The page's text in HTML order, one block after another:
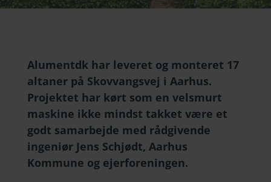
Alumentdk har leveret og monteret 17
altaner på Skovvangsvej i Aarhus.
Projektet har kørt som en velsmurt
maskine ikke mindst takket være et
godt samarbejde med rådgivende
ingeniør Jens Schjødt, Aarhus
Kommune og ejerforeningen.